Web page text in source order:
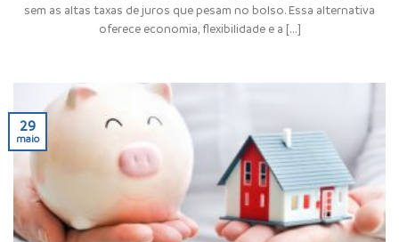
sem as altas taxas de juros que pesam no bolso. Essa alternativa
oferece economia, flexibilidade e a [...]
29
maio